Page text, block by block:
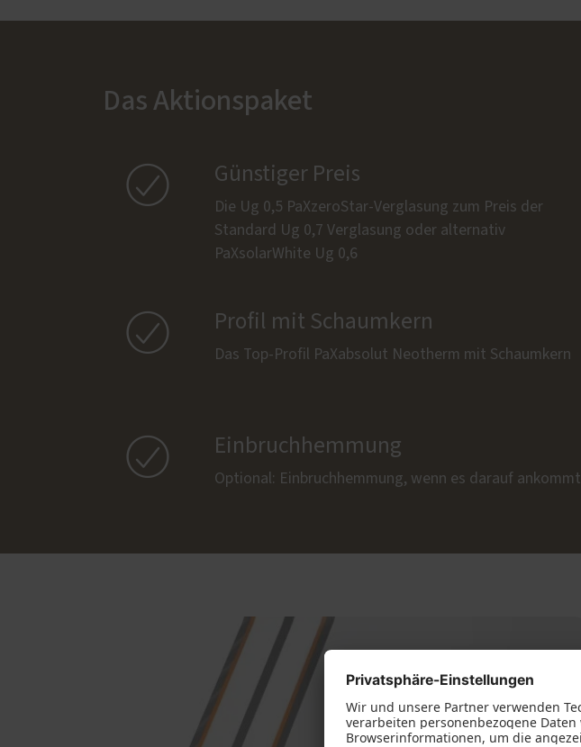
Das Aktionspaket
 Günstiger Preis
Die Ug 0,5 PaXzeroStar-Verglasung zum Preis der
Standard Ug 0,7 Verglasung oder alternativ
PaXsolarWhite Ug 0,6
 Profil mit Schaumkern
Das Top-Profil PaXabsolut Neotherm mit Schaumkern
 Einbruchhemmung
Optional: Einbruchhemmung, wenn es darauf ankommt